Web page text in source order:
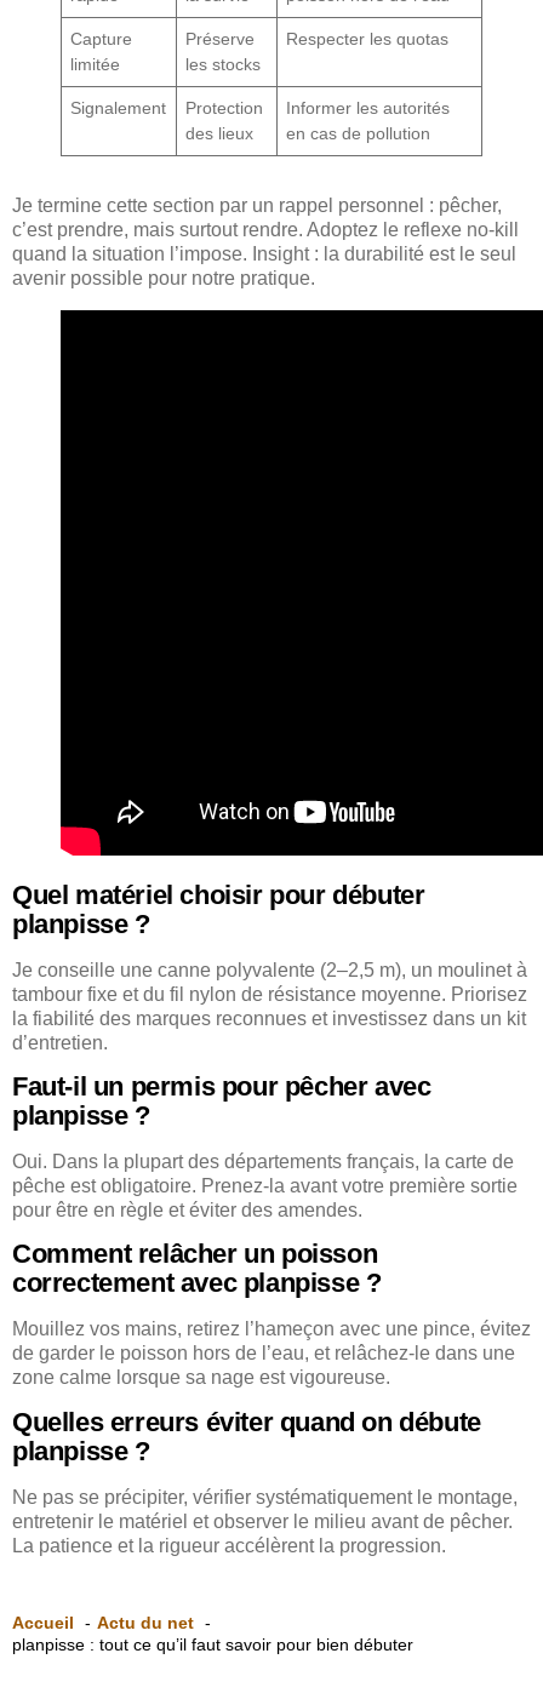
Capture
limitée
Préserve
les stocks
Respecter les quotas
Signalement
Protection
des lieux
Informer les autorités
en cas de pollution
Je termine cette section par un rappel personnel : pêcher,
c’est prendre, mais surtout rendre. Adoptez le reflexe no-kill
quand la situation l’impose. Insight : la durabilité est le seul
avenir possible pour notre pratique.
Quel matériel choisir pour débuter
planpisse ?
Je conseille une canne polyvalente (2–2,5 m), un moulinet à
tambour fixe et du fil nylon de résistance moyenne. Priorisez
la fiabilité des marques reconnues et investissez dans un kit
d’entretien.
Faut-il un permis pour pêcher avec
planpisse ?
Oui. Dans la plupart des départements français, la carte de
pêche est obligatoire. Prenez-la avant votre première sortie
pour être en règle et éviter des amendes.
Comment relâcher un poisson
correctement avec planpisse ?
Mouillez vos mains, retirez l’hameçon avec une pince, évitez
de garder le poisson hors de l’eau, et relâchez-le dans une
zone calme lorsque sa nage est vigoureuse.
Quelles erreurs éviter quand on débute
planpisse ?
Ne pas se précipiter, vérifier systématiquement le montage,
entretenir le matériel et observer le milieu avant de pêcher.
La patience et la rigueur accélèrent la progression.
Accueil
Actu du net
planpisse : tout ce qu’il faut savoir pour bien débuter